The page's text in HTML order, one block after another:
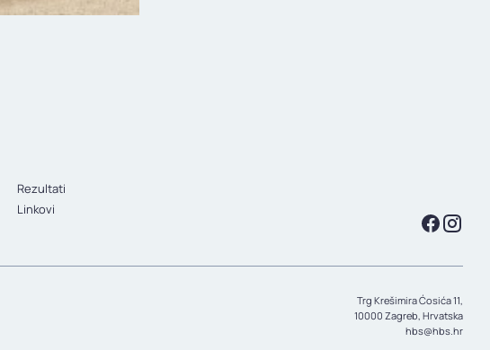
Rezultati
Linkovi
Trg Krešimira Ćosića 11,
10000 Zagreb, Hrvatska
hbs@hbs.hr